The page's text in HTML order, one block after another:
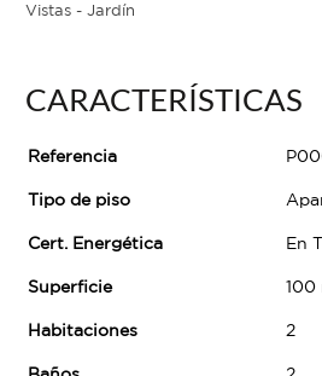
Vistas - Jardín
CARACTERÍSTICAS
Referencia
Tipo de piso
Cert. Energética En
Superficie 100
Habitaciones 2